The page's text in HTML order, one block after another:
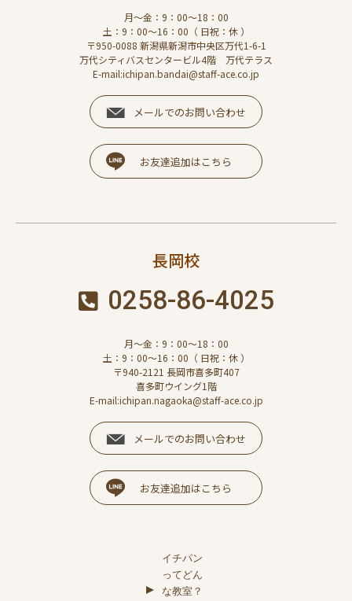
月～金：9：00～18：00
土：9：00～16：00（ 日祝：休 ）
〒950-0088 新潟県新潟市中央区万代1-6-1
万代シティバスセンタービル4階 万代テラス
E-mail:ichipan.bandai@staff-ace.co.jp
メールでのお問い合わせ
お友達追加はこちら
長岡校
0258-86-4025
月～金：9：00～18：00
土：9：00～16：00（ 日祝：休 ）
〒940-2121 長岡市喜多町407
喜多町ウイング1階
E-mail:ichipan.nagaoka@staff-ace.co.jp
メールでのお問い合わせ
お友達追加はこちら
イチパン
ってどん
な教室？